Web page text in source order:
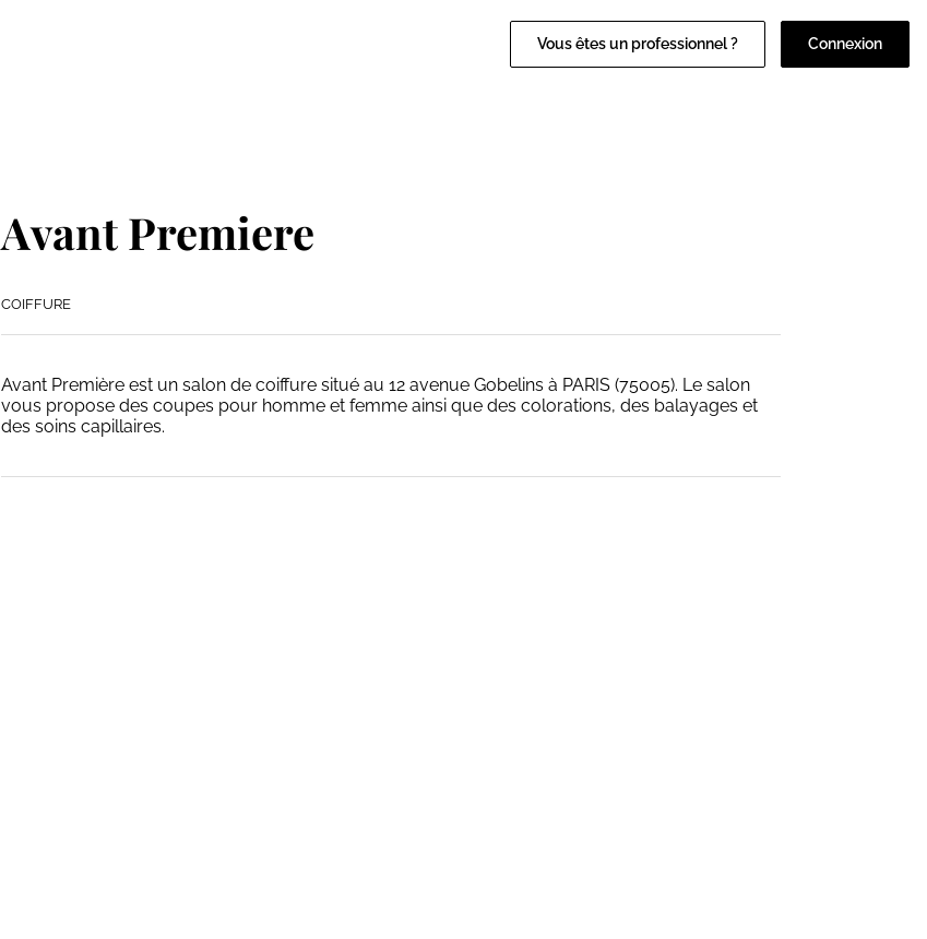
Vous êtes un professionnel ? Connexion
Avant Premiere
COIFFURE
Avant Première est un salon de coiffure situé au 12 avenue Gobelins à PARIS (75005). Le salon
vous propose des coupes pour homme et femme ainsi que des colorations, des balayages et
des soins capillaires.